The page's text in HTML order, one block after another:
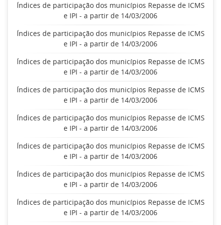
Índices de participação dos municípios Repasse de ICMS
e IPI - a partir de 14/03/2006
Índices de participação dos municípios Repasse de ICMS
e IPI - a partir de 14/03/2006
Índices de participação dos municípios Repasse de ICMS
e IPI - a partir de 14/03/2006
Índices de participação dos municípios Repasse de ICMS
e IPI - a partir de 14/03/2006
Índices de participação dos municípios Repasse de ICMS
e IPI - a partir de 14/03/2006
Índices de participação dos municípios Repasse de ICMS
e IPI - a partir de 14/03/2006
Índices de participação dos municípios Repasse de ICMS
e IPI - a partir de 14/03/2006
Índices de participação dos municípios Repasse de ICMS
e IPI - a partir de 14/03/2006